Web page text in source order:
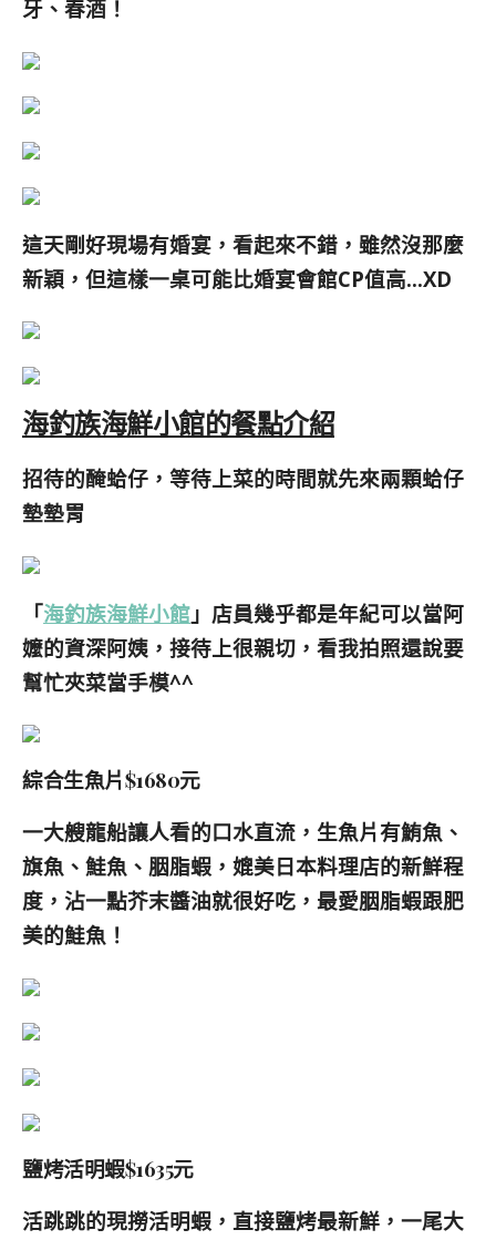
牙、春酒！
這天剛好現場有婚宴，看起來不錯，雖然沒那麼
新穎，但這樣一桌可能比婚宴會館CP值高…XD
海釣族海鮮小館的餐點介紹
招待的醃蛤仔，等待上菜的時間就先來兩顆蛤仔
墊墊胃
「海釣族海鮮小館 」店員幾乎都是年紀可以當阿
嬤的資深阿姨，接待上很親切，看我拍照還說要
幫忙夾菜當手模^^
綜合生魚片$1680元
一大艘龍船讓人看的口水直流，生魚片有鮪魚、
旗魚、鮭魚、胭脂蝦，媲美日本料理店的新鮮程
度，沾一點芥末醬油就很好吃，最愛胭脂蝦跟肥
美的鮭魚！
鹽烤活明蝦$1635元
活跳跳的現撈活明蝦，直接鹽烤最新鮮，一尾大